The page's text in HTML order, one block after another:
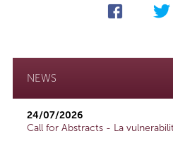
NEWS
24/07/2026
Call for Abstracts - La